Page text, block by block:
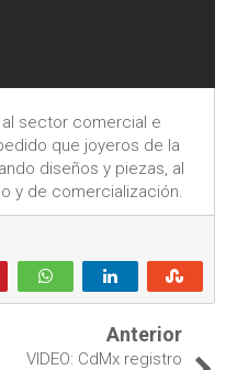
sector comercial e
que joyeros de la
diseños y piezas, al
y de comercialización.
Anterior
VIDEO: CdMx registro